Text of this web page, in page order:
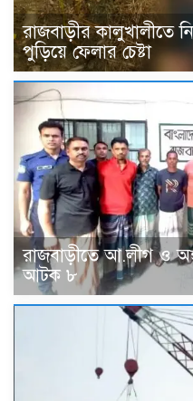
রাজবাড়ীর কালুখালীতে
পুড়িয়ে ফেলার চেষ্টা
রাজবাড়ীতে আ.লীগ ও
আটক ৮